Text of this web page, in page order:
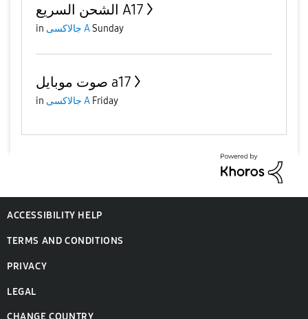
الشحن السريع A17
in جالاكسى ASunday
صوت موبايل a17
in جالاكسى A Friday
ACCESSIBILITY HELP
TERMS AND CONDITIONS
PRIVACY
LEGAL
CHANGE COUNTRY